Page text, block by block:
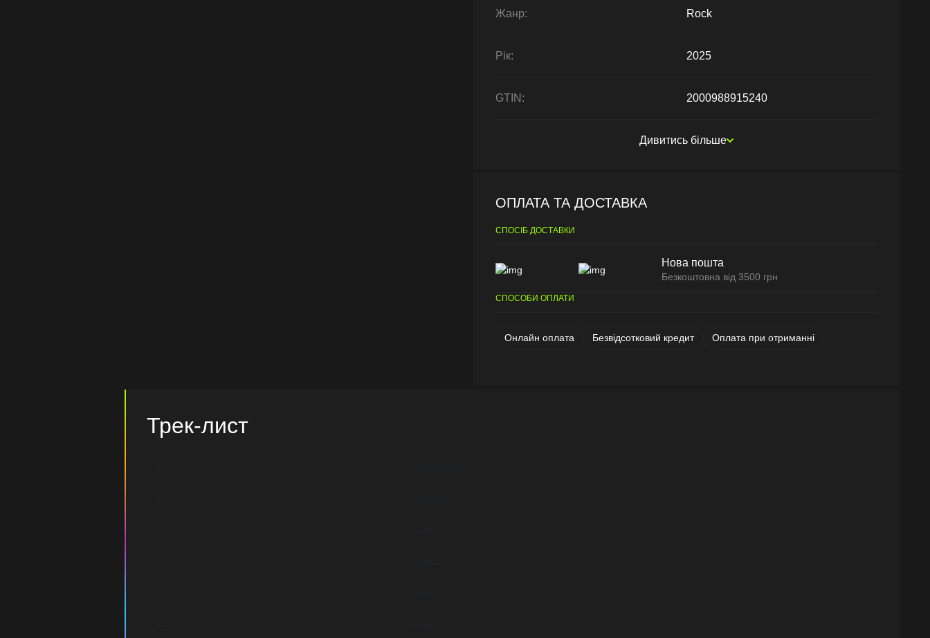
Жанр: Rock
Рік: 2025
GTIN: 2000988915240
Дивитись більше
ОПЛАТА ТА ДОСТАВКА
СПОСІБ ДОСТАВКИ
Нова пошта
Безкоштовна від 3500 грн
СПОСОБИ ОПЛАТИ
Онлайн оплата Безвідсотковий кредит Оплата при отриманні
Трек-лист